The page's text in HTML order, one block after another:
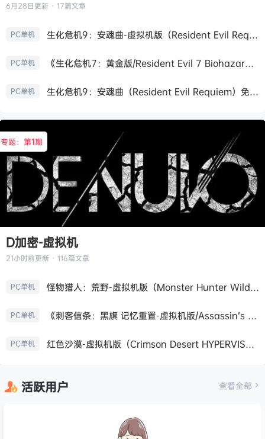
6月28日更新 · 17篇文章
PC单机 生化危机9：安魂曲-虚拟机版（Resident Evil Requiem HYPERVISOR）免安装中文版
PC单机 《生化危机7：黄金版/Resident Evil 7 Biohazard》免安装中文版
PC单机 生化危机9：安魂曲（Resident Evil Requiem）免安装中文版
专题：第1期
D加密-虚拟机
21小时前更新 · 116篇文章
PC单机 怪物猎人：荒野-虚拟机版（Monster Hunter Wilds HYPERVISOR）免安装中文版
PC单机 《刺客信条：黑旗 记忆重置-虚拟机版/Assassin’s Creed Black Flag Resynced HYPERVISOR》免安装中文版
PC单机 红色沙漠-虚拟机版（Crimson Desert HYPERVISOR）免安装中文版
活跃用户 查看全部